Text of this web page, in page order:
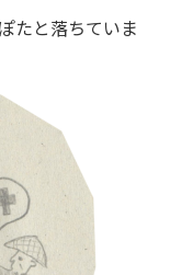
たと落ちていま